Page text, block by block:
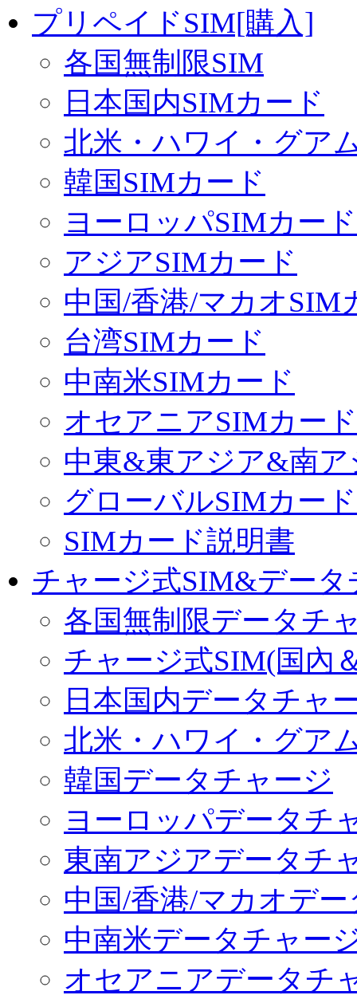
プリペイドSIM[購入]
各国無制限SIM
日本国内SIMカード
北米・ハワイ・グア
韓国SIMカード
ヨーロッパSIMカード
アジアSIMカード
中国/香港/マカオSIM
台湾SIMカード
中南米SIMカード
オセアニアSIMカード
中東&東アジア&南
グローバルSIMカード
SIMカード説明書
チャージ式SIM&デー
各国無制限データチ
チャージ式SIM(国內
日本国内データチャ
北米・ハワイ・グア
韓国データチャージ
ヨーロッパデータチ
東南アジアデータチ
中国/香港/マカオデ
中南米データチャー
オセアニアデータチ